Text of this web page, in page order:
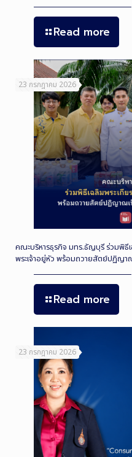
Read more
23 กรกฎาคม 2026
คณะบริหารธุรกิจ มทร.ธัญบุรี ร่วมพิธี
พระเจ้าอยู่หัว พร้อมถวายสัตย์ปฏิญา
Read more
23 กรกฎาคม 2026